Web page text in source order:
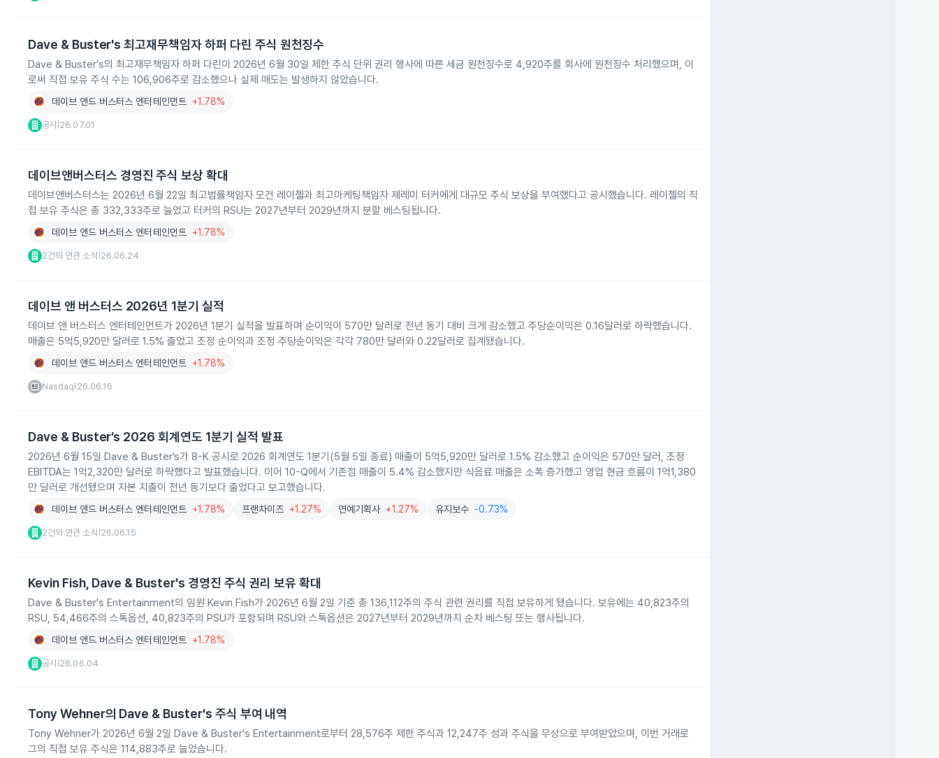
Dave & Buster's 최고재무책임자 하퍼 다린 주식 원천징수
Dave & Buster's의 최고재무책임자 하퍼 다린이 2026년 6월 30일 제한 주식 단위 권리 행사에 따른 세금 원천징수로 4,920주를 회사에 원천징수 처리했으며, 이
로써 직접 보유 주식 수는 106,906주로 감소했으나 실제 매도는 발생하지 않았습니다.
데이브 앤드 버스터스 엔터테인먼트 +1.78%
공시 26.07.01
데이브앤버스터스 경영진 주식 보상 확대
데이브앤버스터스는 2026년 6월 22일 최고법률책임자 모건 레이첼과 최고마케팅책임자 제레미 터커에게 대규모 주식 보상을 부여했다고 공시했습니다. 레이첼의 직
접 보유 주식은 총 332,333주로 늘었고 터커의 RSU는 2027년부터 2029년까지 분할 베스팅됩니다.
데이브 앤드 버스터스 엔터테인먼트 +1.78%
2건의 연관 소식 26.06.24
데이브 앤 버스터스 2026년 1분기 실적
데이브 앤 버스터스 엔터테인먼트가 2026년 1분기 실적을 발표하며 순이익이 570만 달러로 전년 동기 대비 크게 감소했고 주당순이익은 0.16달러로 하락했습니다.
매출은 5억5,920만 달러로 1.5% 줄었고 조정 순이익과 조정 주당순이익은 각각 780만 달러와 0.22달러로 집계됐습니다.
데이브 앤드 버스터스 엔터테인먼트 +1.78%
Nasdaq 26.06.16
Dave & Buster’s 2026 회계연도 1분기 실적 발표
2026년 6월 15일 Dave & Buster’s가 8-K 공시로 2026 회계연도 1분기(5월 5일 종료) 매출이 5억5,920만 달러로 1.5% 감소했고 순이익은 570만 달러, 조정
EBITDA는 1억2,320만 달러로 하락했다고 발표했습니다. 이어 10-Q에서 기존점 매출이 5.4% 감소했지만 식음료 매출은 소폭 증가했고 영업 현금 흐름이 1억1,380
만 달러로 개선됐으며 자본 지출이 전년 동기보다 줄었다고 보고했습니다.
데이브 앤드 버스터스 엔터테인먼트 +1.78% 프랜차이즈 +1.27% 연예기획사 +1.27% 유지보수 -0.73%
2건의 연관 소식 26.06.15
Kevin Fish, Dave & Buster's 경영진 주식 권리 보유 확대
Dave & Buster's Entertainment의 임원 Kevin Fish가 2026년 6월 2일 기준 총 136,112주의 주식 관련 권리를 직접 보유하게 됐습니다. 보유에는 40,823주의
RSU, 54,466주의 스톡옵션, 40,823주의 PSU가 포함되며 RSU와 스톡옵션은 2027년부터 2029년까지 순차 베스팅 또는 행사됩니다.
데이브 앤드 버스터스 엔터테인먼트 +1.78%
공시 26.06.04
Tony Wehner의 Dave & Buster's 주식 부여 내역
Tony Wehner가 2026년 6월 2일 Dave & Buster's Entertainment로부터 28,576주 제한 주식과 12,247주 성과 주식을 무상으로 부여받았으며, 이번 거래로
그의 직접 보유 주식은 114,883주로 늘었습니다.